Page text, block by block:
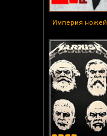
Империя ножей